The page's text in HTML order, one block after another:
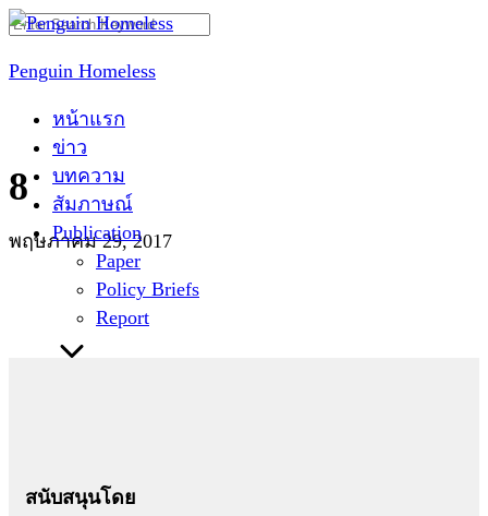
Skip
content
Penguin Homeless
หน้าแรก
ข่าว
บทความ
สัมภาษณ์
Publication
Paper
Policy Briefs
Report
Search
8
พฤษภาคม 29, 2017
สนับสนุนโดย